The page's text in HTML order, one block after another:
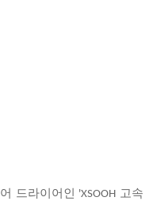
드라이어인 'XSOOH 고속